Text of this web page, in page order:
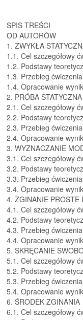
SPIS TREŚCI
OD AUTORÓW
1. ZWYKŁA
1.1. Cel szczegółowy
1.2. Podstawy
1.3. Przebieg ćwiczenia
1.4. Opracowanie
2. PRÓBA
2.1. Cel szczegółowy
2.2. Podstawy
2.3. Przebieg ćwiczenia
2.4. Opracowanie
3. WYZNACZANIE
3.1. Cel szczegółowy
3.2. Podstawy
3.3. Przebieg ćwiczenia
3.4. Opracowanie
4. ZGINANIE PROSTE
4.1. Cel szczegółowy
4.2. Podstawy
4.3. Przebieg ćwiczenia
4.4. Opracowanie
5. SKRĘCANIE
5.1. Cel szczegółowy
5.2. Podstawy
5.3. Przebieg ćwiczenia
5.4. Opracowanie
6. ŚRODEK ZGINANIA
6.1. Cel szczegółowy